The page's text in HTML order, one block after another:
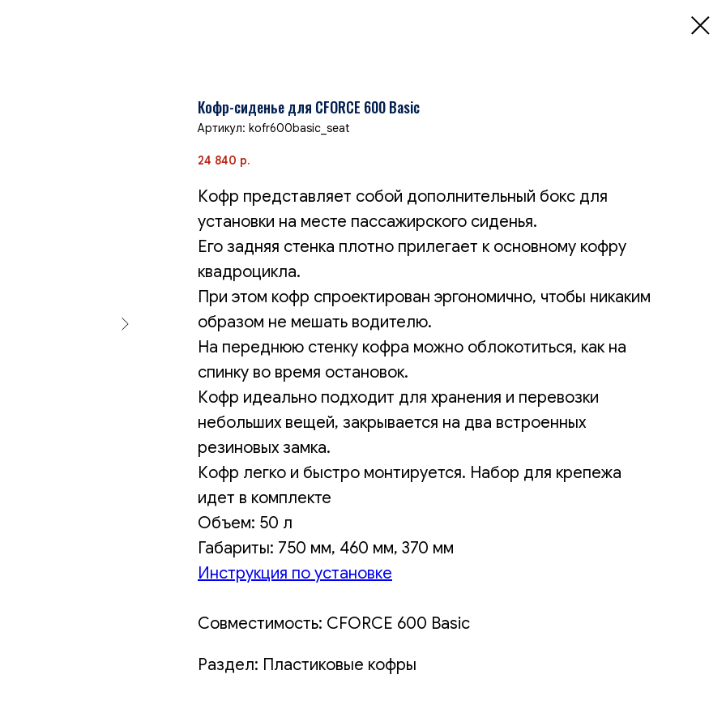
Кофр-сиденье для CFORCE 600 Basic
Артикул: kofr600basic_seat
24 840 р.
Кофр представляет собой дополнительный бокс для
установки на месте пассажирского сиденья.
Его задняя стенка плотно прилегает к основному кофру
квадроцикла.
При этом кофр спроектирован эргономично, чтобы никаким
образом не мешать водителю.
На переднюю стенку кофра можно облокотиться, как на
спинку во время остановок.
Кофр идеально подходит для хранения и перевозки
небольших вещей, закрывается на два встроенных
резиновых замка.
Кофр легко и быстро монтируется. Набор для крепежа
идет в комплекте
Объем: 50 л
Габариты: 750 мм, 460 мм, 370 мм
Инструкция по установке
Совместимость: CFORCE 600 Basic
Раздел: Пластиковые кофры